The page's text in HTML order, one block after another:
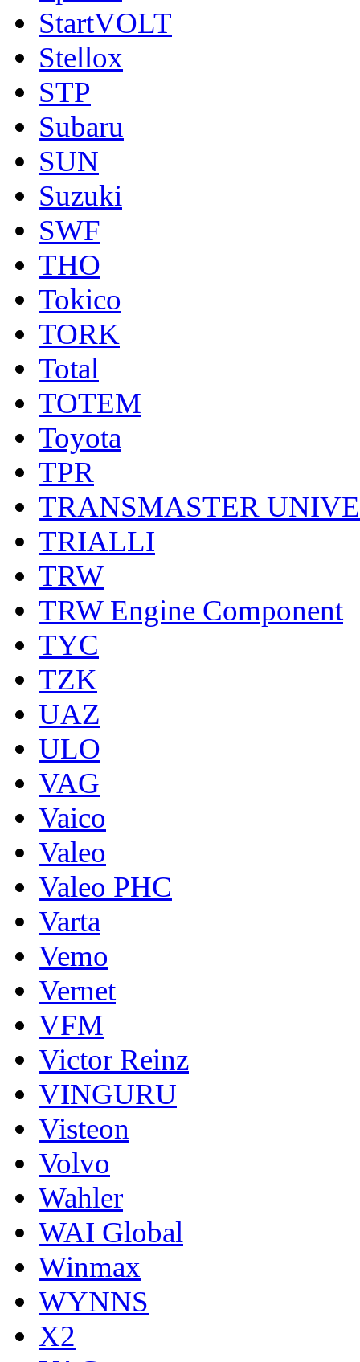
StartVOLT
Stellox
STP
Subaru
SUN
Suzuki
SWF
THO
Tokico
TORK
Total
TOTEM
Toyota
TPR
TRANSMASTER
TRIALLI
TRW
TRW Engine Component
TYC
TZK
UAZ
ULO
VAG
Vaico
Valeo
Valeo PHC
Varta
Vemo
Vernet
VFM
Victor Reinz
VINGURU
Visteon
Volvo
Wahler
WAI Global
Winmax
WYNNS
X2